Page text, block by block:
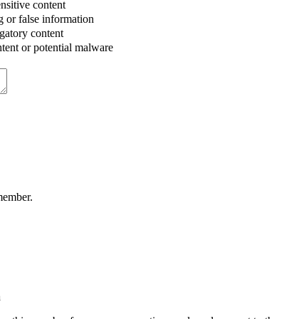
content
or false information
content
or potential malware